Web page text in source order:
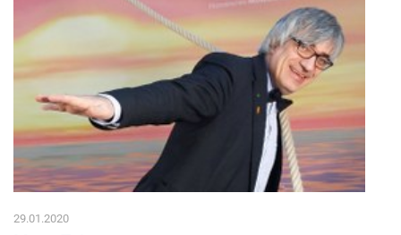
29.01.2020